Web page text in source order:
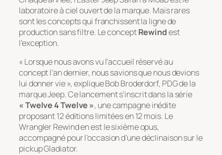
laboratoire à ciel ouvert de la marque. Mais rares
sont les concepts qui franchissent la ligne de
production sans filtre. Le conceptRewindest
l’exception.
« Lorsque nous avons vu l’accueil réservé au
concept l’an dernier, nous savions que nous devions
lui donner vie », explique Bob Broderdorf, PDG de la
marque Jeep. Ce lancement s’inscrit dans la série
« Twelve 4 Twelve », une campagne inédite
proposant 12 éditions limitées en 12 mois. Le
Wrangler Rewind en est le sixième opus,
accompagné pour l’occasion d’une déclinaison sur le
pickup Gladiator.